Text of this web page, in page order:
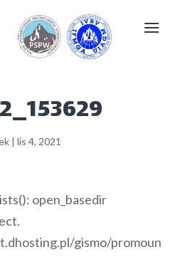
| lis 4, 2021
open_basedir
gismo/promoun